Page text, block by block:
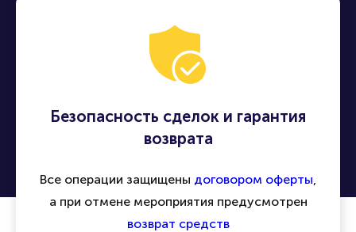
Безопасность сделок и гарантия
возврата
Все операции защищены договором оферты,
а при отмене мероприятия предусмотрен
возврат средств